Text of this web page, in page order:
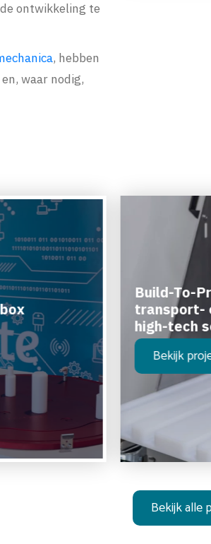
ontwikkeling te
, hebben
waar nodig,
Build-To-
transport-
high-tech
Bekijk
Bekijk alle